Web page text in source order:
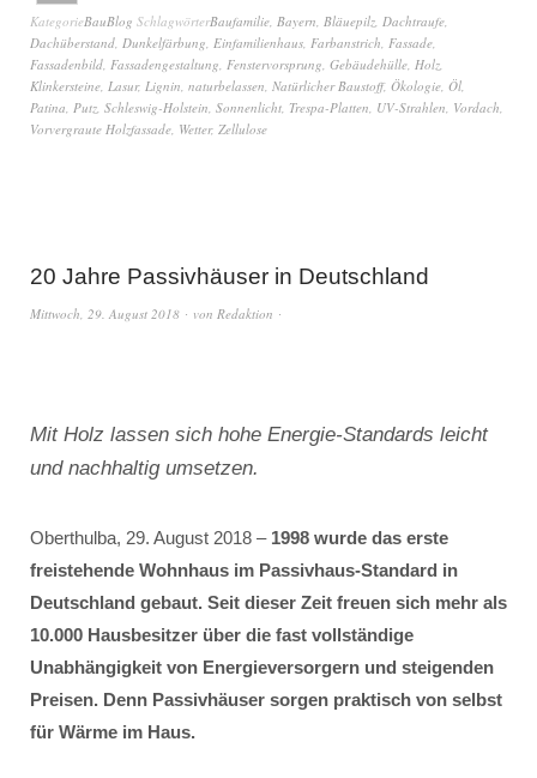
KategorieBauBlog SchlagwörterBaufamilie, Bayern, Bläuepilz, Dachtraufe,
Dachüberstand, Dunkelfärbung, Einfamilienhaus, Farbanstrich, Fassade,
Fassadenbild, Fassadengestaltung, Fenstervorsprung, Gebäudehülle, Holz,
Klinkersteine, Lasur, Lignin, naturbelassen, Natürlicher Baustoff, Ökologie, Öl,
Patina, Putz, Schleswig-Holstein, Sonnenlicht, Trespa-Platten, UV-Strahlen, Vordach,
Vorvergraute Holzfassade, Wetter, Zellulose
20 Jahre Passivhäuser in Deutschland
Mittwoch, 29. August 2018 von Redaktion
Mit Holz lassen sich hohe Energie-Standards leicht
und nachhaltig umsetzen.
Oberthulba, 29. August 2018 – 1998 wurde das erste
freistehende Wohnhaus im Passivhaus-Standard in
Deutschland gebaut. Seit dieser Zeit freuen sich mehr als
10.000 Hausbesitzer über die fast vollständige
Unabhängigkeit von Energieversorgern und steigenden
Preisen. Denn Passivhäuser sorgen praktisch von selbst
für Wärme im Haus.